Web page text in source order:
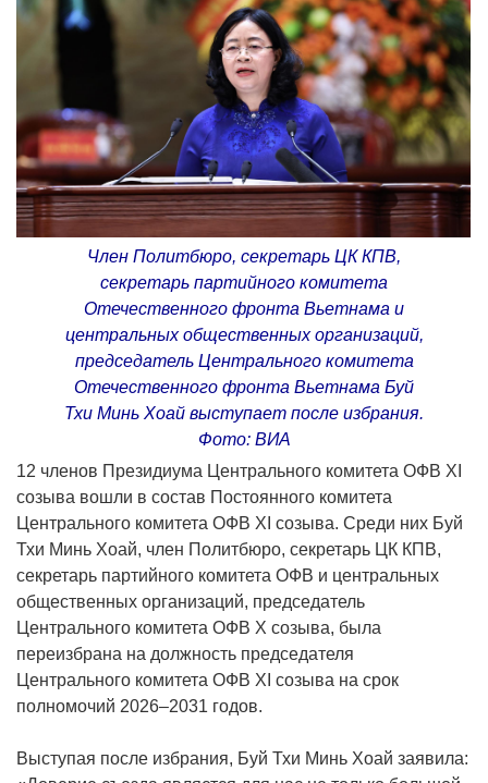
Член Политбюро, секретарь ЦК КПВ,
секретарь партийного комитета
Отечественного фронта Вьетнама и
центральных общественных организаций,
председатель Центрального комитета
Отечественного фронта Вьетнама Буй
Тхи Минь Хоай выступает после избрания.
Фото: ВИА
12 членов Президиума Центрального комитета ОФВ XI
созыва вошли в состав Постоянного комитета
Центрального комитета ОФВ XI созыва. Среди них Буй
Тхи Минь Хоай, член Политбюро, секретарь ЦК КПВ,
секретарь партийного комитета ОФВ и центральных
общественных организаций, председатель
Центрального комитета ОФВ X созыва, была
переизбрана на должность председателя
Центрального комитета ОФВ XI созыва на срок
полномочий 2026–2031 годов.
Выступая после избрания, Буй Тхи Минь Хоай заявила: